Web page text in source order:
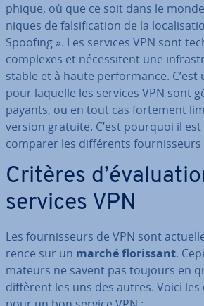
phique, où que ce soit dans le
niques de fal­si­fi­ca­tion de la
Spoofing ». Les services VPN sont
complexes et né­ces­si­tent une
stable et à haute per­for­mance.
pour laquelle les services VPN sont
payants, ou en tout cas fortement
version gratuite. C’est pourquoi il
comparer les dif­fé­rents four­nis­seurs
Critères
services VPN
Les four­nis­seurs de VPN sont
rence sur un marché flo­ris­sant.
ma­teurs ne savent pas toujours en
diffèrent les uns des autres. Voici